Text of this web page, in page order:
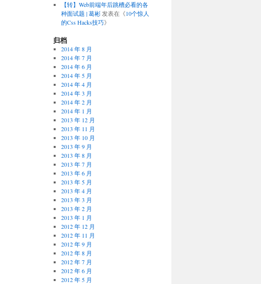
【转】Web前端年后跳槽必看的各
种面试题 | 葛彬发表在《10个惊人
的Css Hacks技巧》
归档
2014 年 8 月
2014 年 7 月
2014 年 6 月
2014 年 5 月
2014 年 4 月
2014 年 3 月
2014 年 2 月
2014 年 1 月
2013 年 12 月
2013 年 11 月
2013 年 10 月
2013 年 9 月
2013 年 8 月
2013 年 7 月
2013 年 6 月
2013 年 5 月
2013 年 4 月
2013 年 3 月
2013 年 2 月
2013 年 1 月
2012 年 12 月
2012 年 11 月
2012 年 9 月
2012 年 8 月
2012 年 7 月
2012 年 6 月
2012 年 5 月